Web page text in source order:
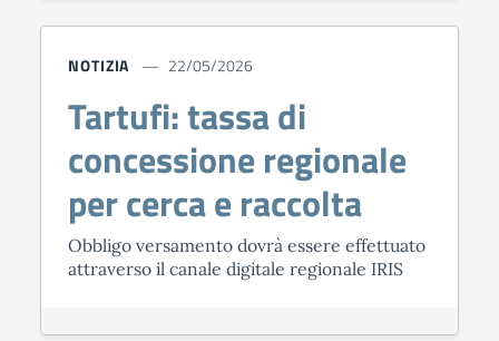
NOTIZIA 22/05/2026
Tartufi: tassa di
concessione regionale
per cerca e raccolta
Obbligo versamento dovrà essere effettuato
attraverso il canale digitale regionale IRIS